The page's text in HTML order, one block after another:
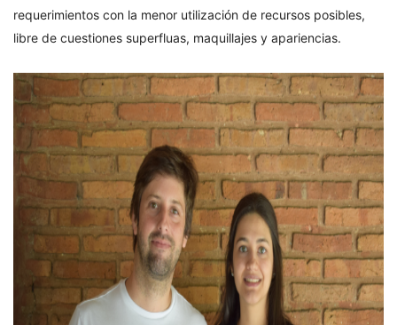
requerimientos con la menor utilización de recursos posibles,
libre de cuestiones superfluas, maquillajes y apariencias.